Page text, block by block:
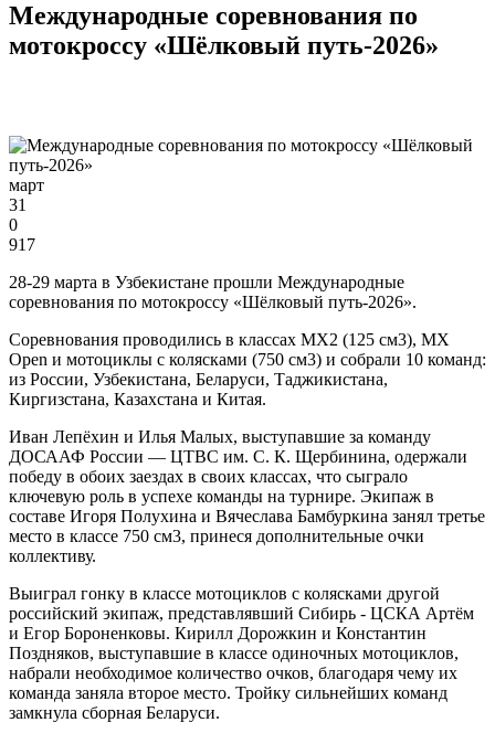
Международные соревнования по
мотокроссу «Шёлковый путь-2026»
март
31
0
917
28-29 марта в Узбекистане прошли Международные
соревнования по мотокроссу «Шёлковый путь-2026».
Соревнования проводились в классах MX2 (125 см3), MX
Open и мотоциклы с колясками (750 см3) и собрали 10 команд:
из России, Узбекистана, Беларуси, Таджикистана,
Киргизстана, Казахстана и Китая.
Иван Лепёхин и Илья Малых, выступавшие за команду
ДОСААФ России — ЦТВС им. С. К. Щербинина, одержали
победу в обоих заездах в своих классах, что сыграло
ключевую роль в успехе команды на турнире. Экипаж в
составе Игоря Полухина и Вячеслава Бамбуркина занял третье
место в классе 750 см3, принеся дополнительные очки
коллективу.
Выиграл гонку в классе мотоциклов с колясками другой
российский экипаж, представлявший Сибирь - ЦСКА Артём
и Егор Бороненковы. Кирилл Дорожкин и Константин
Поздняков, выступавшие в классе одиночных мотоциклов,
набрали необходимое количество очков, благодаря чему их
команда заняла второе место. Тройку сильнейших команд
замкнула сборная Беларуси.